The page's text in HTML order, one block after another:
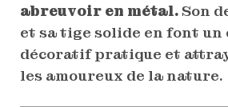
abreuvoir en métal.Son
et sa tige solide en font un
décoratif pratique et
les amoureux de la nature.